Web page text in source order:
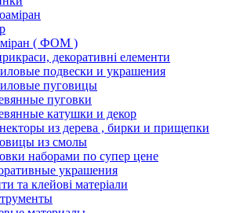
( ФОМ )
декоративні елементи
подвески и украшения
пуговицы
пуговки
катушки и декор
из дерева , бирки и прищепки
из смолы
наборами по супер цене
украшения
та клейові матеріали